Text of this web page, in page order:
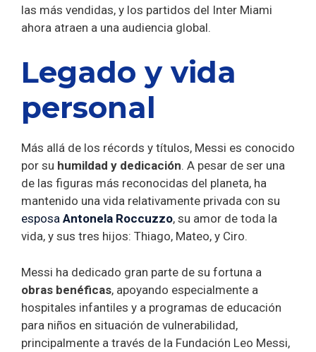
las más vendidas, y los partidos del Inter Miami
ahora atraen a una audiencia global.
Legado y vida
personal
Más allá de los récords y títulos, Messi es conocido
por su humildad y dedicación. A pesar de ser una
de las figuras más reconocidas del planeta, ha
mantenido una vida relativamente privada con su
esposa Antonela Roccuzzo, su amor de toda la
vida, y sus tres hijos: Thiago, Mateo, y Ciro.
Messi ha dedicado gran parte de su fortuna a
obras benéficas, apoyando especialmente a
hospitales infantiles y a programas de educación
para niños en situación de vulnerabilidad,
principalmente a través de la Fundación Leo Messi,